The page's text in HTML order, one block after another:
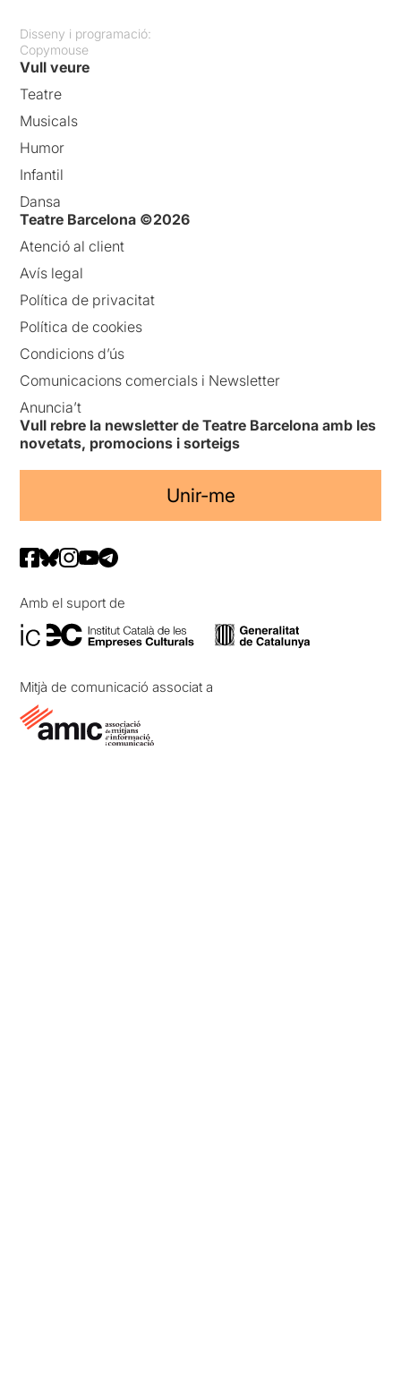
Disseny i programació:
Copymouse
Vull veure
Teatre
Musicals
Humor
Infantil
Dansa
Teatre Barcelona ©2026
Atenció al client
Avís legal
Política de privacitat
Política de cookies
Condicions d’ús
Comunicacions comercials i Newsletter
Anuncia’t
Vull rebre la newsletter de Teatre Barcelona amb les
novetats, promocions i sorteigs
Unir-me
Amb el suport de
Mitjà de comunicació associat a